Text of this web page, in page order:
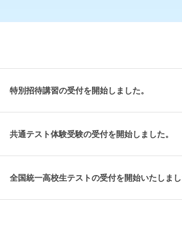
特別招待講習の受付を開始しました。
共通テスト体験受験の受付を開始しました。
全国統一高校生テストの受付を開始いたしま